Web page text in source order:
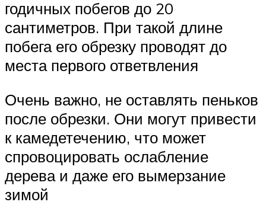
годичных побегов до 20
сантиметров. При такой длине
побега его обрезку проводят до
места первого ответвления
Очень важно, не оставлять пеньков
после обрезки. Они могут привести
к камедетечению, что может
спровоцировать ослабление
дерева и даже его вымерзание
зимой